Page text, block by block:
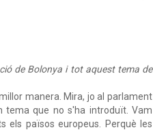
de Bolonya i tot aquest tema de
manera. Mira, jo al parlament
tema que no s'ha introduït. Vam
els països europeus. Perquè les